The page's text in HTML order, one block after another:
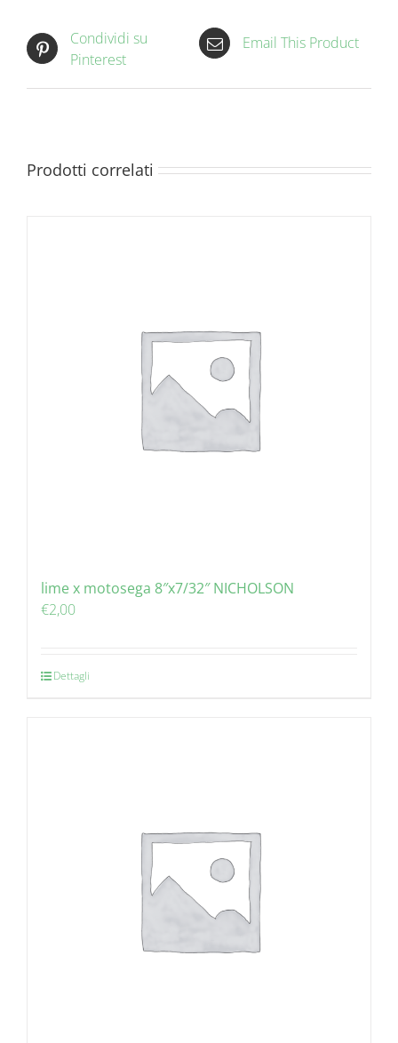
Condividi su
Pinterest
Email This Product
Prodotti correlati
lime x motosega 8″x7/32″ NICHOLSON
€2,00
Dettagli